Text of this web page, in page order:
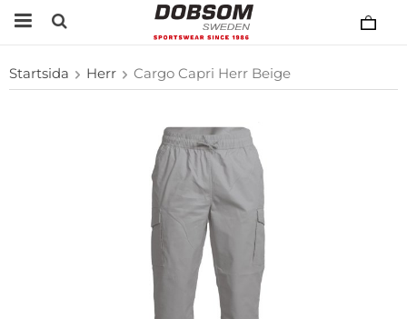
Startsida Herr Cargo Capri Herr Beige